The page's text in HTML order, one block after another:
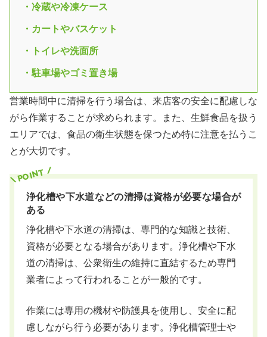
・冷蔵や冷凍ケース
・カートやバスケット
・トイレや洗面所
・駐車場やゴミ置き場
営業時間中に清掃を行う場合は、来店客の安全に配慮しな
がら作業することが求められます。また、生鮮食品を扱う
エリアでは、食品の衛生状態を保つため特に注意を払うこ
とが大切です。
浄化槽や下水道などの清掃は資格が必要な場合が
ある
浄化槽や下水道の清掃は、専門的な知識と技術、
資格が必要となる場合があります。浄化槽や下水
道の清掃は、公衆衛生の維持に直結するため専門
業者によって行われることが一般的です。
作業には専用の機材や防護具を使用し、安全に配
慮しながら行う必要があります。浄化槽管理士や